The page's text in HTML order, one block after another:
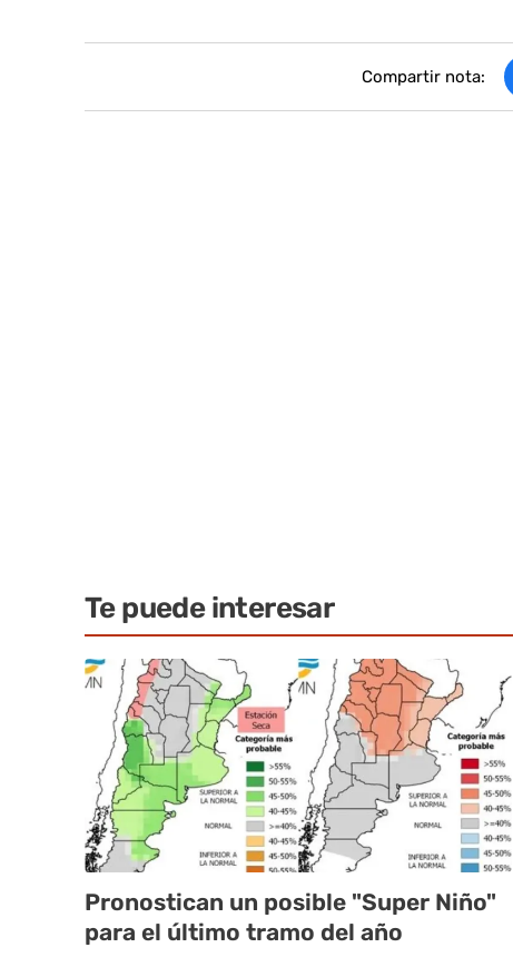
Compartir nota:
Te puede interesar
Pronostican un posible "Super Niño"
para el último tramo del año